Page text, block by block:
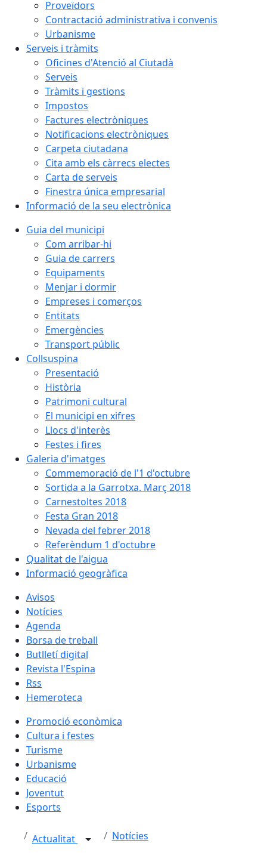
Proveïdors
Contractació administrativa i convenis
Urbanisme
Serveis i tràmits
Oficines d'Atenció al Ciutadà
Serveis
Tràmits i gestions
Impostos
Factures electròniques
Notificacions electròniques
Carpeta ciutadana
Cita amb els càrrecs electes
Carta de serveis
Finestra única empresarial
Informació de la seu electrònica
Guia del municipi
Com arribar-hi
Guia de carrers
Equipaments
Menjar i dormir
Empreses i comerços
Entitats
Emergències
Transport públic
Collsuspina
Presentació
Història
Patrimoni cultural
El municipi en xifres
Llocs d'interès
Festes i fires
Galeria d'imatges
Commemoració de l'1 d'octubre
Sortida a la Garrotxa. Març 2018
Carnestoltes 2018
Festa Gran 2018
Nevada del febrer 2018
Referèndum 1 d'octubre
Qualitat de l'aigua
Informació geogràfica
Avisos
Notícies
Agenda
Borsa de treball
Butlletí digital
Revista l'Espina
Rss
Hemeroteca
Promoció econòmica
Cultura i festes
Turisme
Urbanisme
Educació
Joventut
Esports
Actualitat Notícies